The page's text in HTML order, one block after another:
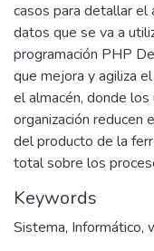
casos para detallar
datos que se va a
programación PHP
que mejora y agiliza
el almacén, donde
organización reducen
del producto de la
total sobre los
Keywords
Sistema, Informático,